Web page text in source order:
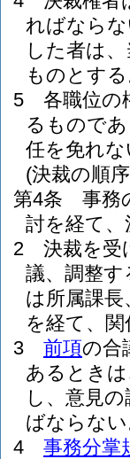
ればなら
した者は
ものとす
5
各職位の
るもので
任を免れ
(決裁の順
第4条
事務
討を経て
2
決裁を受
議、調整
は所属課
を経て、
3
前項の合
あるとき
し、意見
ばならな
4
事務分掌